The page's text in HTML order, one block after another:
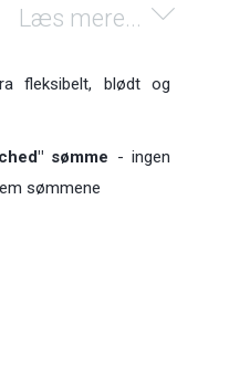
Læs mere...
fleksibelt, blødt og
sømme - ingen
sømmene